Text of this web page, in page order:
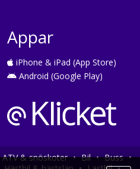
Appar
iPhone & iPad (App Store)
Android (Google Play)
ATV & snöskoter • Bil • Buss •